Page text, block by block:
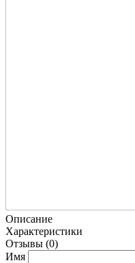
Описание
Характеристики
Отзывы (0)
Имя